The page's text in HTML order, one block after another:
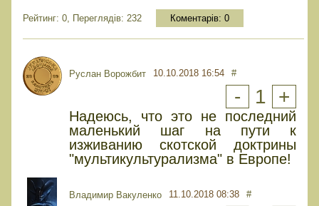
Рейтинг: 0, Переглядів: 232 Коментарів: 0
Руслан Ворожбит 10.10.2018 16:54 #
- 1 +
Надеюсь, что это не последний
маленький шаг на пути к
изживанию скотской доктрины
"мультикультурализма" в Европе!
Владимир Вакуленко 11.10.2018 08:38 #